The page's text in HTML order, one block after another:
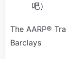
吧）
The AARP®
Barclays